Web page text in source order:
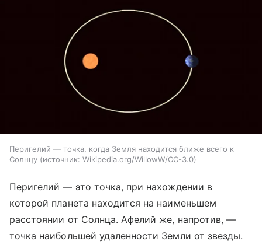
Перигелий — точка, когда Земля находится ближе всего к
Солнцу
источник: Wikipedia.org/WillowW/CC-3.0
Перигелий — это точка, при нахождении в
которой планета находится на наименьшем
расстоянии от Солнца. Афелий же, напротив, —
точка наибольшей удаленности Земли от звезды.